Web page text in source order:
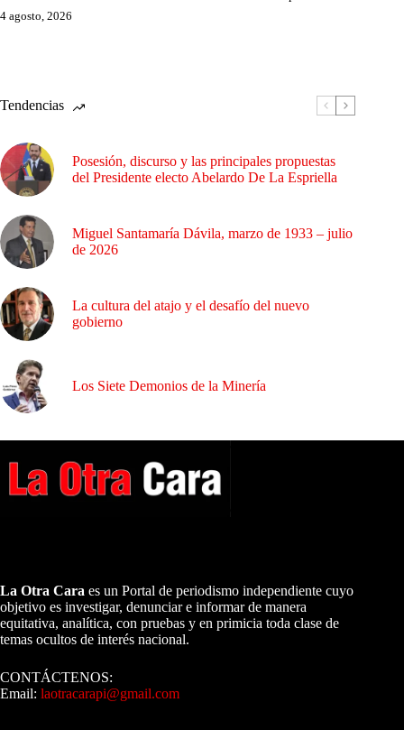
4 agosto, 2026
Tendencias
Posesión, discurso y las principales propuestas
del Presidente electo Abelardo De La Espriella
Miguel Santamaría Dávila, marzo de 1933 – julio
de 2026
La cultura del atajo y el desafío del nuevo
gobierno
Los Siete Demonios de la Minería
La Otra Cara es un Portal de periodismo independiente cuyo
objetivo es investigar, denunciar e informar de manera
equitativa, analítica, con pruebas y en primicia toda clase de
temas ocultos de interés nacional.
CONTÁCTENOS:
Email: laotracarapi@gmail.com